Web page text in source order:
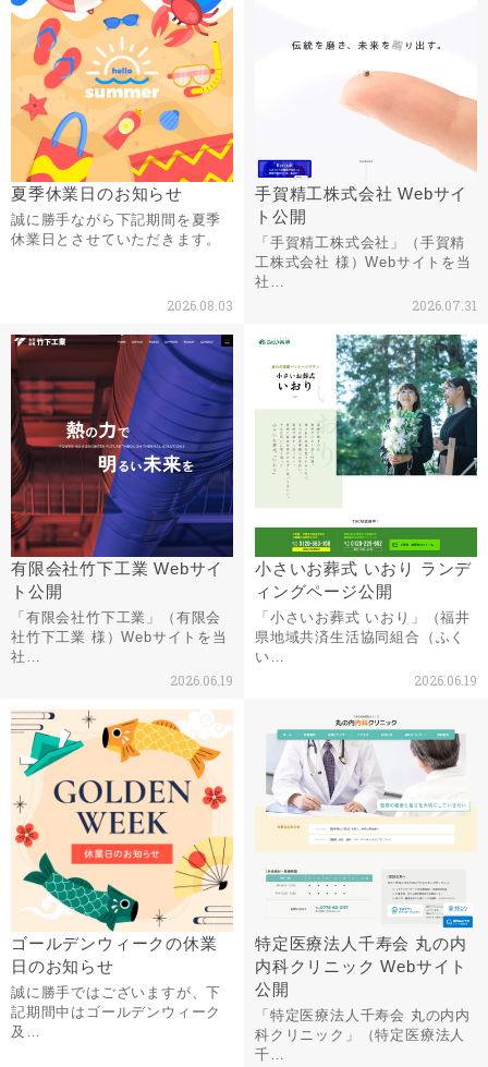
夏季休業日のお知らせ
誠に勝手ながら下記期間を夏季
休業日とさせていただきます。
2026.08.03
手賀精工株式会社 Webサイ
ト公開
「手賀精工株式会社」（手賀精
工株式会社 様）Webサイトを当
社…
2026.07.31
有限会社竹下工業 Webサイ
ト公開
「有限会社竹下工業」（有限会
社竹下工業 様）Webサイトを当
社…
2026.06.19
小さいお葬式 いおり ランデ
ィングページ公開
「小さいお葬式 いおり」（福井
県地域共済生活協同組合（ふく
い…
2026.06.19
ゴールデンウィークの休業
日のお知らせ
誠に勝手ではございますが、下
記期間中はゴールデンウィーク
及…
特定医療法人千寿会 丸の内
内科クリニック Webサイト
公開
「特定医療法人千寿会 丸の内内
科クリニック」（特定医療法人
千…